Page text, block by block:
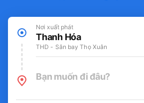
Nơi xuất phát
Thanh Hóa
THD - Sân bay Thọ Xuân
Bạn muốn đi đâu?